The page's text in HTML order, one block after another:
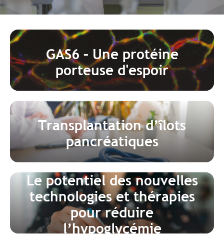
GAS6 – Une protéine
porteuse d'espoir
Transplantation d’îlots
pancréatiques
Le potentiel des nouvelles
technologies et thérapies
pour réduire
l’hypoglycémie